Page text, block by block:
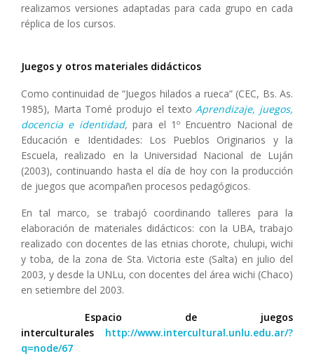
realizamos versiones adaptadas para cada grupo en cada
réplica de los cursos.
Juegos y otros materiales didácticos
Como continuidad de “Juegos hilados a rueca” (CEC, Bs. As.
1985), Marta Tomé produjo el textoAprendizaje, juegos,
docencia e identidad,para el 1º Encuentro Nacional de
Educación e Identidades: Los Pueblos Originarios y la
Escuela, realizado en la Universidad Nacional de Luján
(2003), continuando hasta el día de hoy con la producción
de juegos que acompañen procesos pedagógicos.
En tal marco, se trabajó coordinando talleres para la
elaboración de materiales didácticos: con la UBA, trabajo
realizado con docentes de las etnias chorote, chulupi, wichi
y toba, de la zona de Sta. Victoria este (Salta) en julio del
2003, y desde la UNLu, con docentes del área wichi (Chaco)
en setiembre del 2003.
Espacio de juegos
interculturales http://www.intercultural.unlu.edu.ar/?
q=node/67